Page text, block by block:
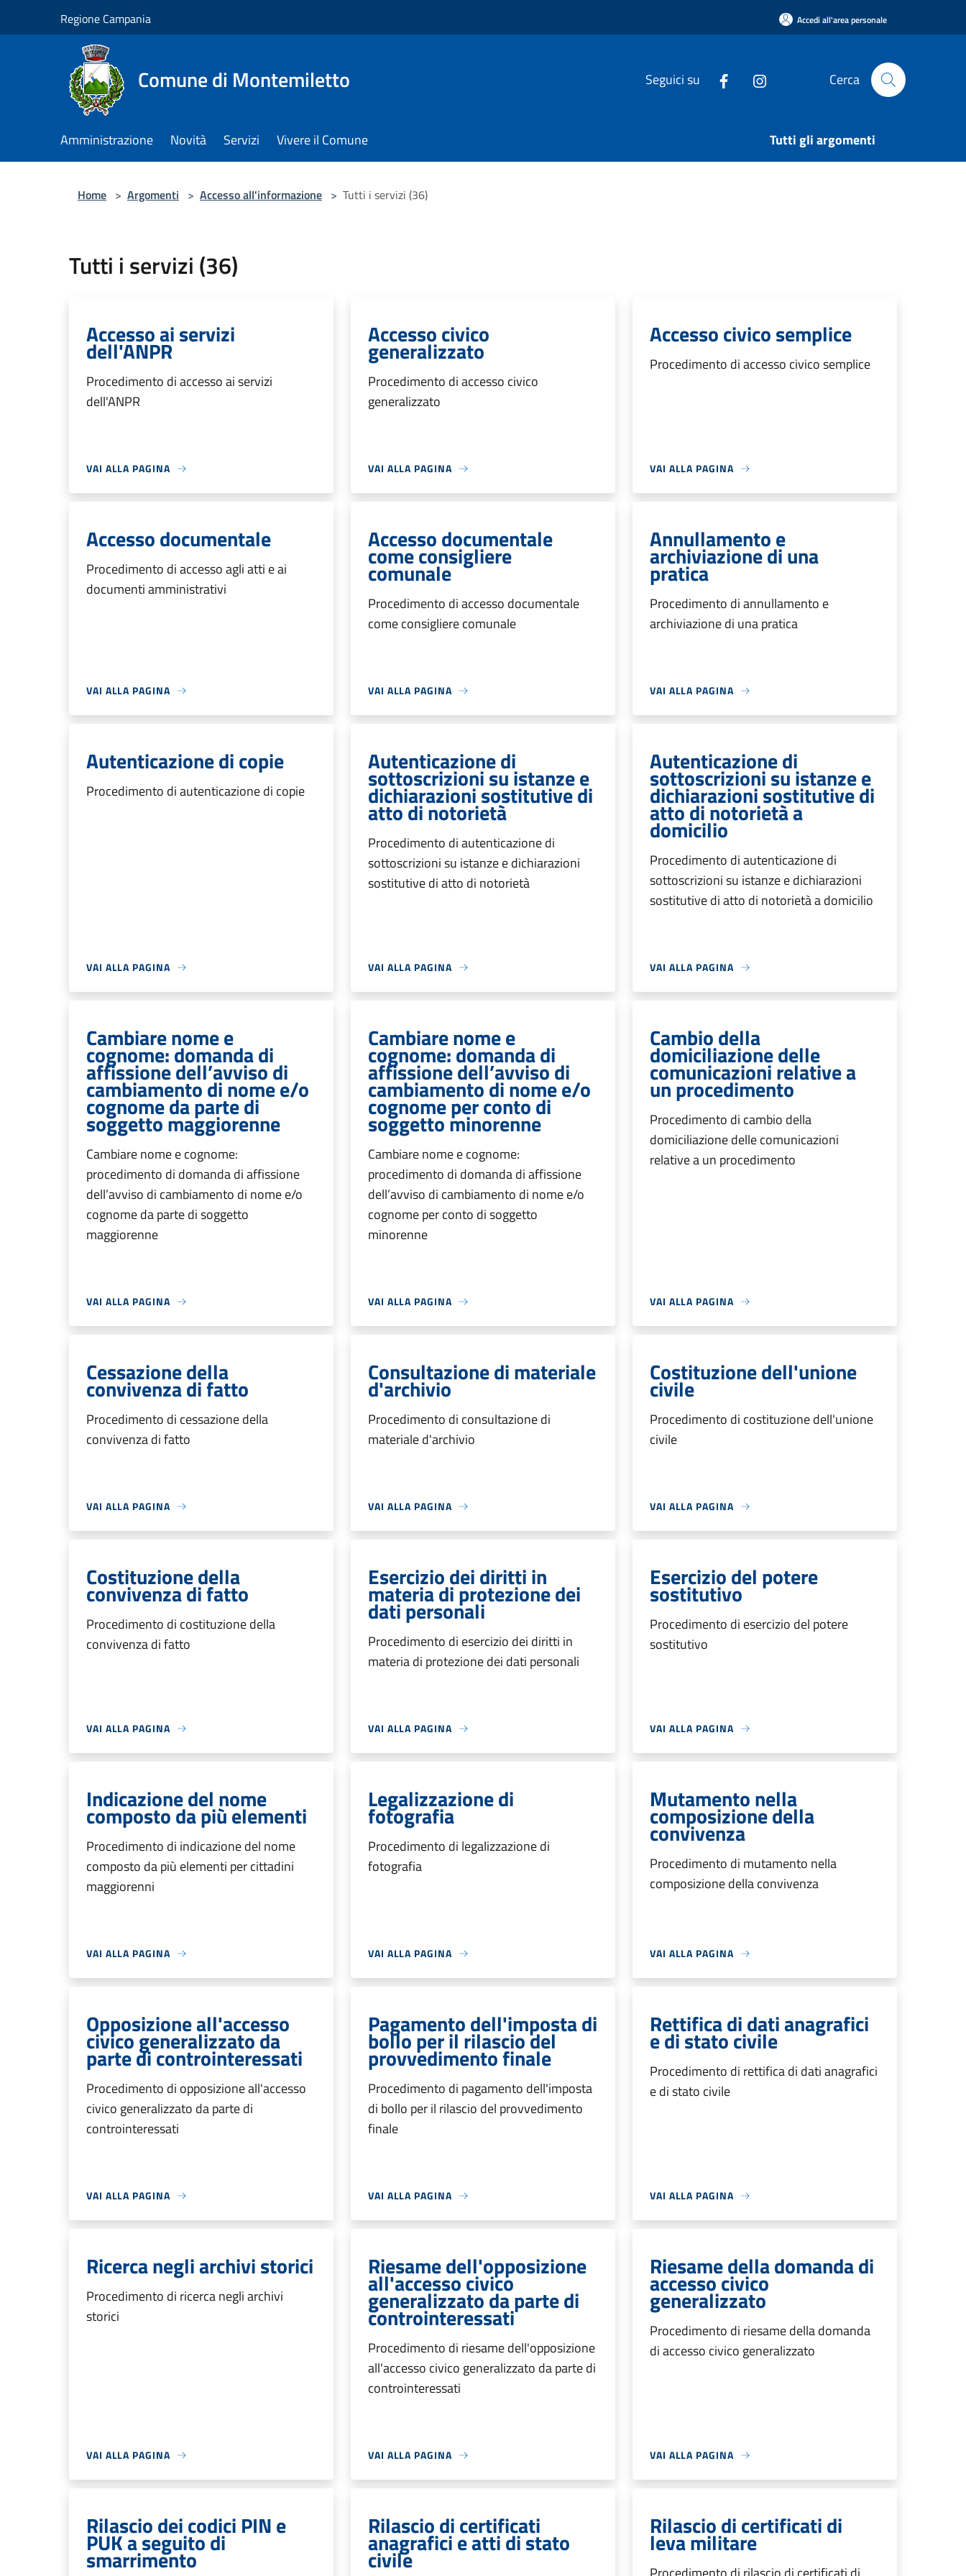
Regione Campania Accedi all'area personale
Comune di Montemiletto Seguici su Cerca
Amministrazione Novità Servizi Vivere il Comune Tutti gli argomenti
Home > Argomenti > Accesso all'informazione > Tutti i servizi (36)
Tutti i servizi (36)
Accesso ai servizi
dell'ANPR
Procedimento di accesso ai servizi
dell'ANPR
VAI ALLA PAGINA
Accesso civico
generalizzato
Procedimento di accesso civico
generalizzato
VAI ALLA PAGINA
Accesso civico semplice
Procedimento di accesso civico semplice
VAI ALLA PAGINA
Accesso documentale
Procedimento di accesso agli atti e ai
documenti amministrativi
VAI ALLA PAGINA
Accesso documentale
come consigliere
comunale
Procedimento di accesso documentale
come consigliere comunale
VAI ALLA PAGINA
Annullamento e
archiviazione di una
pratica
Procedimento di annullamento e
archiviazione di una pratica
VAI ALLA PAGINA
Autenticazione di copie
Procedimento di autenticazione di copie
VAI ALLA PAGINA
Autenticazione di
sottoscrizioni su istanze e
dichiarazioni sostitutive di
atto di notorietà
Procedimento di autenticazione di
sottoscrizioni su istanze e dichiarazioni
sostitutive di atto di notorietà
VAI ALLA PAGINA
Autenticazione di
sottoscrizioni su istanze e
dichiarazioni sostitutive di
atto di notorietà a
domicilio
Procedimento di autenticazione di
sottoscrizioni su istanze e dichiarazioni
sostitutive di atto di notorietà a domicilio
VAI ALLA PAGINA
Cambiare nome e
cognome: domanda di
affissione dell’avviso di
cambiamento di nome e/o
cognome da parte di
soggetto maggiorenne
Cambiare nome e cognome:
procedimento di domanda di affissione
dell’avviso di cambiamento di nome e/o
cognome da parte di soggetto
maggiorenne
VAI ALLA PAGINA
Cambiare nome e
cognome: domanda di
affissione dell’avviso di
cambiamento di nome e/o
cognome per conto di
soggetto minorenne
Cambiare nome e cognome:
procedimento di domanda di affissione
dell’avviso di cambiamento di nome e/o
cognome per conto di soggetto
minorenne
VAI ALLA PAGINA
Cambio della
domiciliazione delle
comunicazioni relative a
un procedimento
Procedimento di cambio della
domiciliazione delle comunicazioni
relative a un procedimento
VAI ALLA PAGINA
Cessazione della
convivenza di fatto
Procedimento di cessazione della
convivenza di fatto
VAI ALLA PAGINA
Consultazione di materiale
d'archivio
Procedimento di consultazione di
materiale d'archivio
VAI ALLA PAGINA
Costituzione dell'unione
civile
Procedimento di costituzione dell'unione
civile
VAI ALLA PAGINA
Costituzione della
convivenza di fatto
Procedimento di costituzione della
convivenza di fatto
VAI ALLA PAGINA
Esercizio dei diritti in
materia di protezione dei
dati personali
Procedimento di esercizio dei diritti in
materia di protezione dei dati personali
VAI ALLA PAGINA
Esercizio del potere
sostitutivo
Procedimento di esercizio del potere
sostitutivo
VAI ALLA PAGINA
Indicazione del nome
composto da più elementi
Procedimento di indicazione del nome
composto da più elementi per cittadini
maggiorenni
VAI ALLA PAGINA
Legalizzazione di
fotografia
Procedimento di legalizzazione di
fotografia
VAI ALLA PAGINA
Mutamento nella
composizione della
convivenza
Procedimento di mutamento nella
composizione della convivenza
VAI ALLA PAGINA
Opposizione all'accesso
civico generalizzato da
parte di controinteressati
Procedimento di opposizione all'accesso
civico generalizzato da parte di
controinteressati
VAI ALLA PAGINA
Pagamento dell'imposta di
bollo per il rilascio del
provvedimento finale
Procedimento di pagamento dell'imposta
di bollo per il rilascio del provvedimento
finale
VAI ALLA PAGINA
Rettifica di dati anagrafici
e di stato civile
Procedimento di rettifica di dati anagrafici
e di stato civile
VAI ALLA PAGINA
Ricerca negli archivi storici
Procedimento di ricerca negli archivi
storici
VAI ALLA PAGINA
Riesame dell'opposizione
all'accesso civico
generalizzato da parte di
controinteressati
Procedimento di riesame dell'opposizione
all'accesso civico generalizzato da parte di
controinteressati
VAI ALLA PAGINA
Riesame della domanda di
accesso civico
generalizzato
Procedimento di riesame della domanda
di accesso civico generalizzato
VAI ALLA PAGINA
Rilascio dei codici PIN e
PUK a seguito di
smarrimento
Rilascio di certificati
anagrafici e atti di stato
civile
Rilascio di certificati di
leva militare